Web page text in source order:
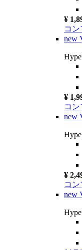
¥
コ
new
¥
コ
new
¥
コ
new